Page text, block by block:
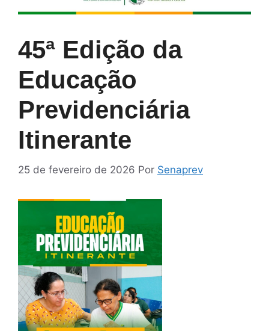
45ª Edição da
Educação
Previdenciária
Itinerante
25 de fevereiro de 2026 Por Senaprev